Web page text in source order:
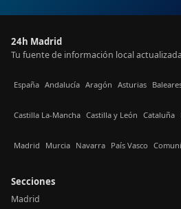
24h Madrid
Tu fuente de información local
España Andalucía Aragón Asturias
Castilla La-Mancha Castilla y León Cataluña
Madrid Murcia Navarra País Vasco
Secciones
Madrid